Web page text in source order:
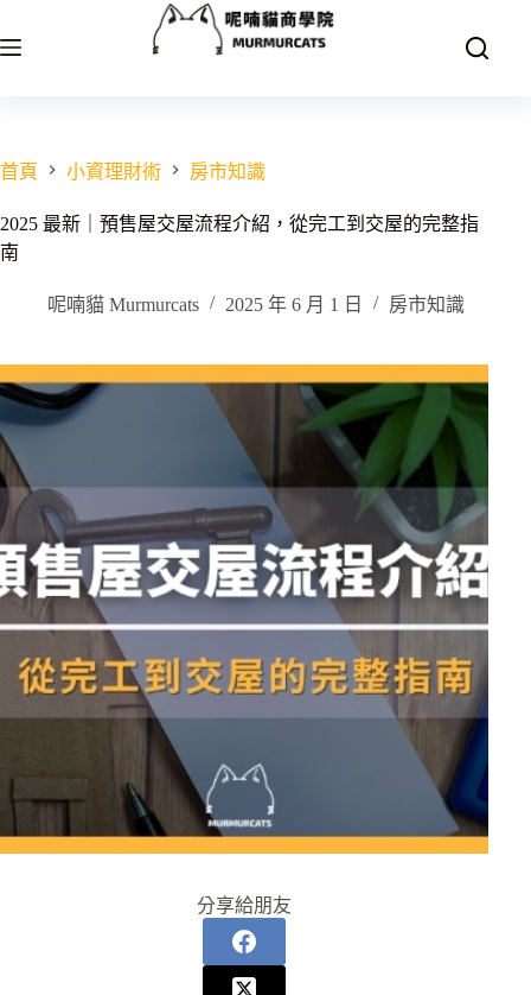
至
容
首頁 小資理財術 房市知識
2025 最新｜預售屋交屋流程介紹，從完工到交屋的完整指
南
呢喃貓 Murmurcats 2025 年 6 月 1 日 房市知識
分享給朋友